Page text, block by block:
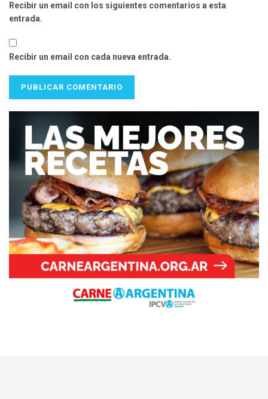
Recibir un email con los siguientes comentarios a esta
entrada.
Recibir un email con cada nueva entrada.